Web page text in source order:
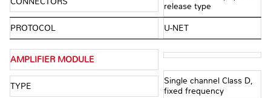
release type
PROTOCOL U-NET
AMPLIFIER MODULE
TYPE
Single channel Class D,
fixed frequency